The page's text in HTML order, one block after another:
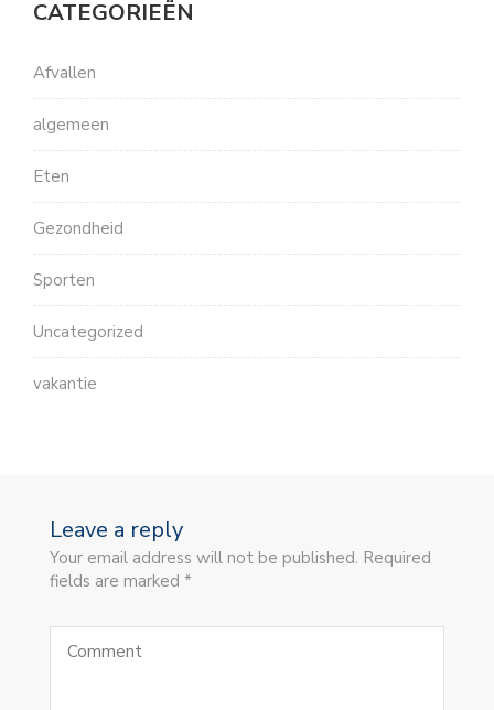
CATEGORIEËN
Afvallen
algemeen
Eten
Gezondheid
Sporten
Uncategorized
vakantie
Leave a reply
Your email address will not be published. Required
fields are marked *